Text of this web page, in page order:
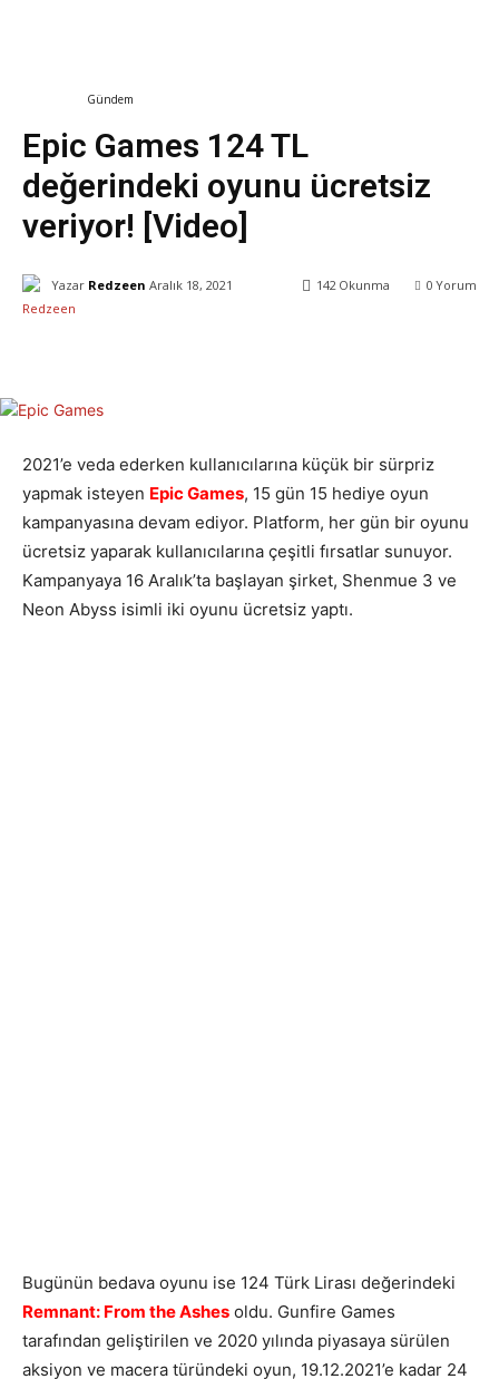
Gündem
Epic Games 124 TL
değerindeki oyunu ücretsiz
veriyor! [Video]
Yazar Redzeen Aralık 18, 2021 0 Yorum
142 Okunma
2021’e veda ederken kullanıcılarına küçük bir sürpriz
yapmak isteyen Epic Games, 15 gün 15 hediye oyun
kampanyasına devam ediyor. Platform, her gün bir oyunu
ücretsiz yaparak kullanıcılarına çeşitli fırsatlar sunuyor.
Kampanyaya 16 Aralık’ta başlayan şirket, Shenmue 3 ve
Neon Abyss isimli iki oyunu ücretsiz yaptı.
Bugünün bedava oyunu ise 124 Türk Lirası değerindeki
Remnant: From the Ashes oldu. Gunfire Games
tarafından geliştirilen ve 2020 yılında piyasaya sürülen
aksiyon ve macera türündeki oyun, 19.12.2021’e kadar 24